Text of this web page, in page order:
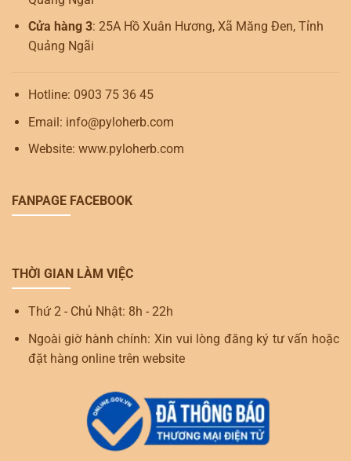
Cửa hàng 3: 25A Hồ Xuân Hương, Xã Măng Đen, Tỉnh
Quảng Ngãi
Hotline: 0903 75 36 45
Email: info@pyloherb.com
Website: www.pyloherb.com
FANPAGE FACEBOOK
THỜI GIAN LÀM VIỆC
Thứ 2 - Chủ Nhật: 8h - 22h
Ngoài giờ hành chính: Xin vui lòng đăng ký tư vấn hoặc
đặt hàng online trên website